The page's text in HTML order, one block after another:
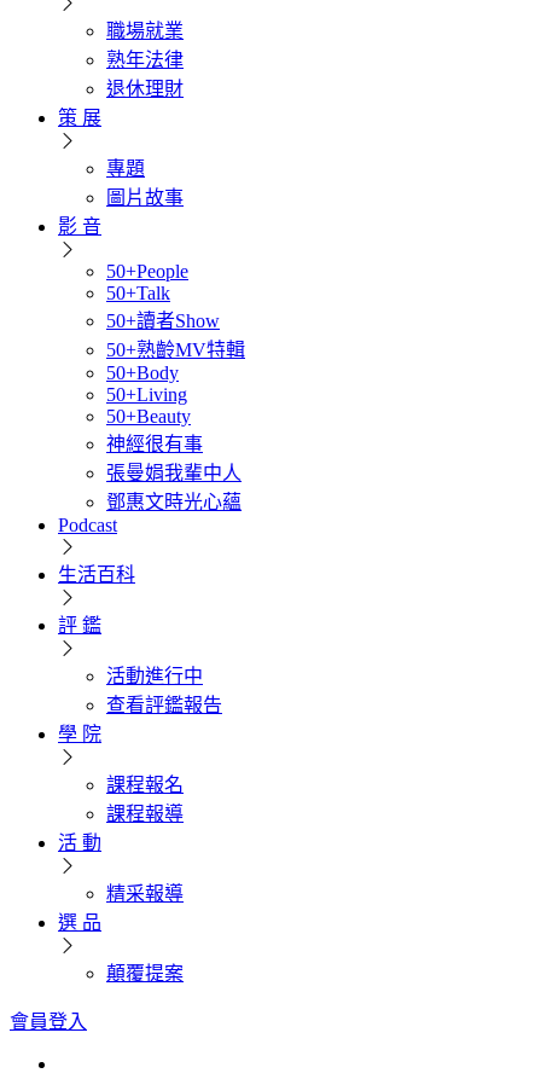
職場就業
熟年法律
退休理財
策 展
專題
圖片故事
影 音
50+People
50+Talk
50+讀者Show
50+熟齡MV特輯
50+Body
50+Living
50+Beauty
神經很有事
張曼娟我輩中人
鄧惠文時光心蘊
Podcast
生活百科
評 鑑
活動進行中
查看評鑑報告
學 院
課程報名
課程報導
活 動
精采報導
選 品
顛覆提案
會員登入